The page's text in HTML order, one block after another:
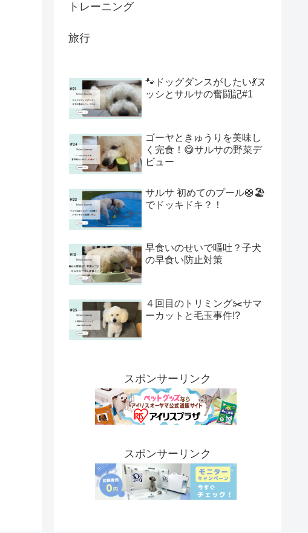
トレーニング
旅行
🐾ドッグダンスがしたい💃ヌ
ッシとサルサの奮闘記#1
ゴーヤときゅうりを美味し
く完食！😋サルサの野菜デ
ビュー
サルサ 初めてのプール🛟🏖️
でドッキドキ？！
早食いのせいで嘔吐？子犬
の早食い防止対策
４回目のトリミング✂️サマ
ーカットと毛玉事件!?
スポンサーリンク
スポンサーリンク